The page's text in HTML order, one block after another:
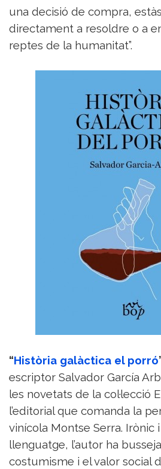
una decisió de compra,
directament a resoldre o a
reptes de la humanitat”.
“Història galàctica el porró
escriptor Salvador García
les novetats de la col·lecció
l’editorial que comanda la
vinícola Montse Serra. Irònic
llenguatge, l’autor ha
costumisme i el valor social